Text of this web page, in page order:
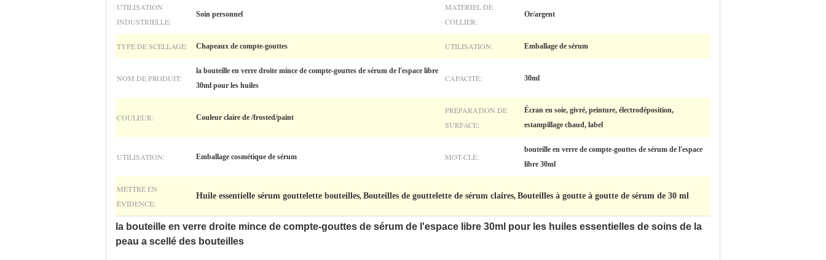
UTILISATION
INDUSTRIELLE:
Soin personnel
MATÉRIEL DE
COLLIER:
Or/argent
TYPE DE SCELLAGE: Chapeaux de compte-gouttes UTILISATION: Emballage de sérum
NOM DE PRODUIT:
la bouteille en verre droite mince de compte-gouttes de sérum de l'espace libre
30ml pour les huiles
CAPACITÉ: 30ml
COULEUR: Couleur claire de /frosted/paint
PRÉPARATION DE
SURFACE:
Écran en soie, givré, peinture, électrodéposition,
estampillage chaud, label
UTILISATION: Emballage cosmétique de sérum MOT-CLÉ:
bouteille en verre de compte-gouttes de sérum de l'espace
libre 30ml
METTRE EN
ÉVIDENCE:
Huile essentielle sérum gouttelette bouteilles, Bouteilles de gouttelette de sérum claires, Bouteilles à goutte à goutte de sérum de 30 ml
la bouteille en verre droite mince de compte-gouttes de sérum de l'espace libre 30ml pour les huiles essentielles de soins de la
peau a scellé des bouteilles